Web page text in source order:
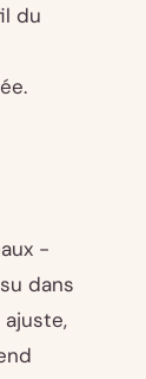
du
-
dans
ajuste,